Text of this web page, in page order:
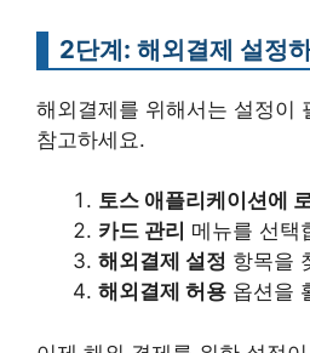
2단계: 해외결제 설정
해외결제를 위해서는 설정이
참고하세요.
토스 애플리케이션에
카드 관리 메뉴를 선택
해외결제 설정 항목을
해외결제 허용 옵션을